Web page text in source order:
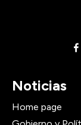
Noticias
Home page